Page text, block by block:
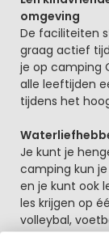
omgeving
De faciliteiten
graag actief
je op camping
alle leeftijden
tijdens het
Je kunt je
camping kun
en je kunt ook
les krijgen op
volleybal,